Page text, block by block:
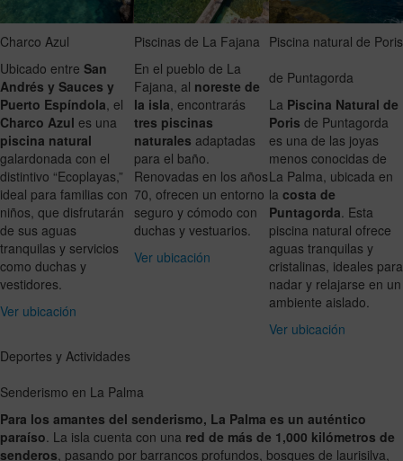
Charco Azul
Ubicado entre San
Andrés y Sauces y
Puerto Espíndola, el
Charco Azul es una
piscina natural
galardonada con el
distintivo “Ecoplayas,”
ideal para familias con
niños, que disfrutarán
de sus aguas
tranquilas y servicios
como duchas y
vestidores.
Ver ubicación
Piscinas de La Fajana
En el pueblo de La
Fajana, al noreste de
la isla, encontrarás
tres piscinas
naturales adaptadas
para el baño.
Renovadas en los años
70, ofrecen un entorno
seguro y cómodo con
duchas y vestuarios.
Ver ubicación
Piscina natural de Poris
de Puntagorda
La Piscina Natural de
Poris de Puntagorda
es una de las joyas
menos conocidas de
La Palma, ubicada en
la costa de
Puntagorda. Esta
piscina natural ofrece
aguas tranquilas y
cristalinas, ideales para
nadar y relajarse en un
ambiente aislado.
Ver ubicación
Deportes y Actividades
Senderismo en La Palma
Para los amantes del senderismo, La Palma es un auténtico
paraíso. La isla cuenta con una red de más de 1,000 kilómetros de
senderos, pasando por barrancos profundos, bosques de laurisilva,